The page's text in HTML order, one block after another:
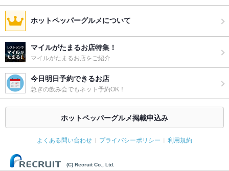
ホットペッパーグルメについて
マイルがたまるお店特集！
マイルがたまるお店をご紹介
今日明日予約できるお店
急ぎの飲み会でもネット予約OK！
ホットペッパーグルメ掲載申込み
よくある問い合わせ プライバシーポリシー 利用規約
(C) Recruit Co., Ltd.